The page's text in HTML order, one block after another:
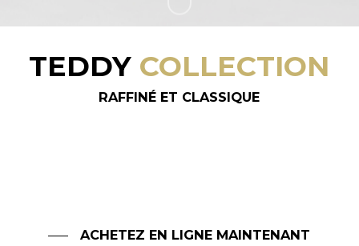
la
TEDDY COLLECTION
RAFFINÉ ET CLASSIQUE
ACHETEZ EN LIGNE MAINTENANT